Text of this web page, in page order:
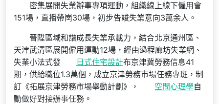
密集展開失業辦事專項運動，組織線上線下僱用會
151場，直播帶崗30場，初步告竣失業意向3萬余人。
晉陞區域和諧成長失業承載力，結合北京通州區、
天津武清區展開僱用運動12場，經由過程廊坊失業網、
失業小法式發
日式住宅設計布京津冀勞務信息41
期，供給職位1.3萬個，成立京津勞務市場任務專班，制
訂《拓展京津勞務市場舉動計劃》，
空間心理學自
動做好對接辦事任務。